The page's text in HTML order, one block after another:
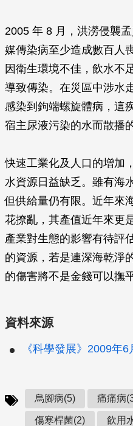
2005 年 8 月，洪澇侵襲
媒傳染病至少造成數百人
因衛生環境不佳，飲水不
導致傳染。在災區中涉水
感染到鉤端螺旋體病，這
宿主尿液污染的水而散播的
快速工業化及人口的增加
水資源日益缺乏。雖有海
但供給量仍有限。近年來
花撩亂，其產值近年來更
產業對生態的影響有待評
的資源，若是連深海乾淨
的傷害將不是金錢可以撫
資料來源
《科學發展》2009年
烏腳病(5) 痛痛病
傷寒桿菌(2) 飲用